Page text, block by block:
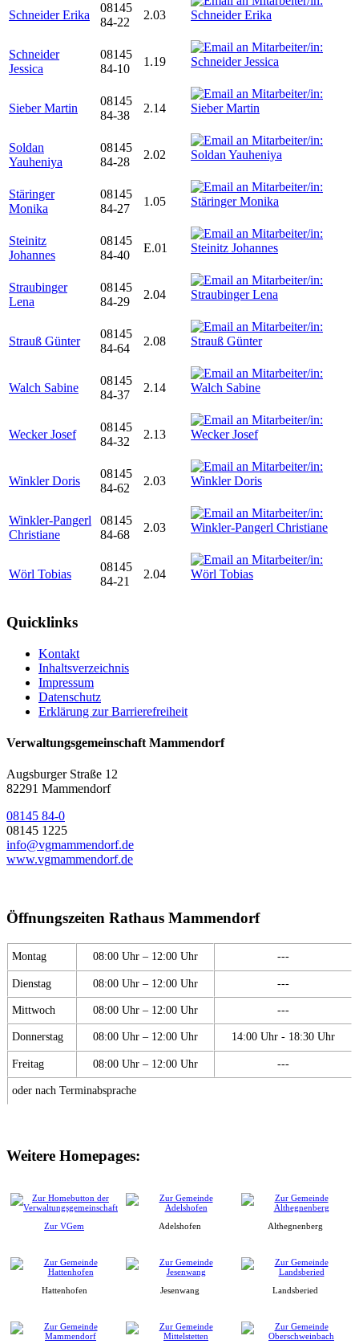
Schneider Erika
08145
84-22
2.03
Schneider
Jessica
08145
84-10
1.19
Sieber Martin
08145
84-38
2.14
Soldan
Yauheniya
08145
84-28
2.02
Stäringer
Monika
08145
84-27
1.05
Steinitz
Johannes
08145
84-40
E.01
Straubinger
Lena
08145
84-29
2.04
Strauß Günter
08145
84-64
2.08
Walch Sabine
08145
84-37
2.14
Wecker Josef
08145
84-32
2.13
Winkler Doris
08145
84-62
2.03
Winkler-Pangerl
Christiane
08145
84-68
2.03
Wörl Tobias
08145
84-21
2.04
Quicklinks
Kontakt
Inhaltsverzeichnis
Impressum
Datenschutz
Erklärung zur Barrierefreiheit
Verwaltungsgemeinschaft Mammendorf
Augsburger Straße 12
82291 Mammendorf
08145 84-0
08145 1225
info@vgmammendorf.de
www.vgmammendorf.de
Öffnungszeiten Rathaus Mammendorf
Montag 08:00 Uhr – 12:00 Uhr ---
Dienstag 08:00 Uhr – 12:00 Uhr ---
Mittwoch 08:00 Uhr – 12:00 Uhr ---
Donnerstag 08:00 Uhr – 12:00 Uhr 14:00 Uhr - 18:30 Uhr
Freitag 08:00 Uhr – 12:00 Uhr ---
oder nach Terminabsprache
Weitere Homepages:
Zur VGem Adelshofen Althegnenberg
Hattenhofen Jesenwang Landsberied